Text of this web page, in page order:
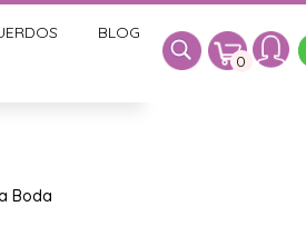
BLOG
0
Boda